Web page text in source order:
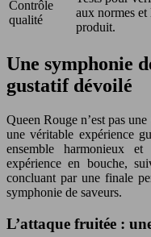
Contrôle
qualité
aux normes et
produit.
Une symphonie
gustatif dévoilé
Queen Rouge n’est pas
une véritable expérience
ensemble harmonieux
expérience en bouche,
concluant par une finale
symphonie de saveurs.
L’attaque fruitée :